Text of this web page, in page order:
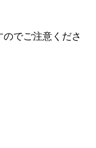
でご注意くださ